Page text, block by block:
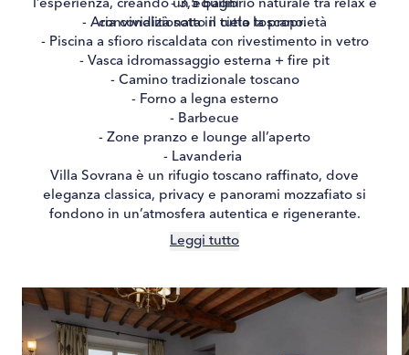
l’esperienza, creando un equilibrio naturale tra relax e
convivialità sotto il cielo toscano.
- 3,5 bagni
- Aria condizionata in tutta la proprietà
- Piscina a sfioro riscaldata con rivestimento in vetro
- Vasca idromassaggio esterna + fire pit
- Camino tradizionale toscano
- Forno a legna esterno
- Barbecue
- Zone pranzo e lounge all’aperto
- Lavanderia
Villa Sovrana è un rifugio toscano raffinato, dove
eleganza classica, privacy e panorami mozzafiato si
fondono in un’atmosfera autentica e rigenerante.
Leggi tutto